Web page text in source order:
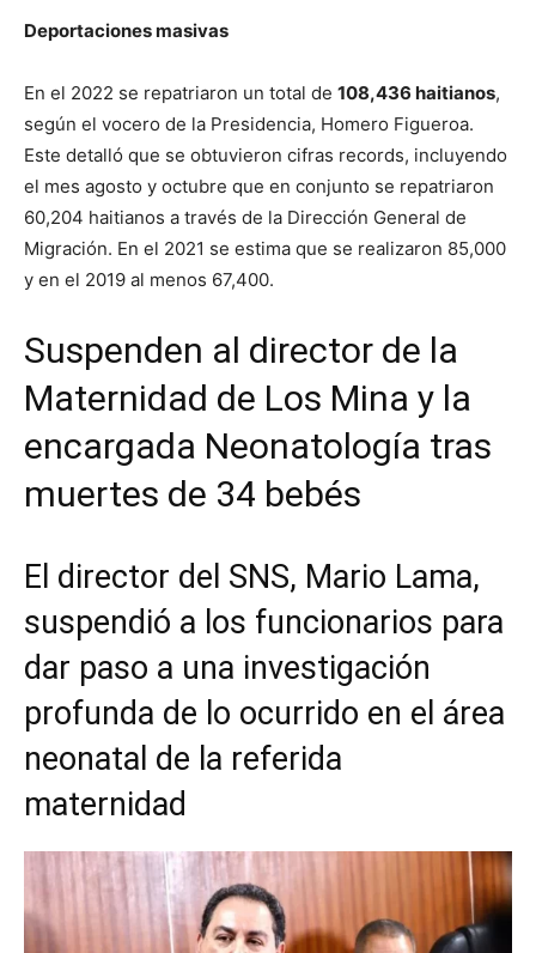
Deportaciones masivas
En el 2022 se repatriaron un total de 108,436 haitianos,
según el vocero de la Presidencia, Homero Figueroa.
Este detalló que se obtuvieron cifras records, incluyendo
el mes agosto y octubre que en conjunto se repatriaron
60,204 haitianos a través de la Dirección General de
Migración. En el 2021 se estima que se realizaron 85,000
y en el 2019 al menos 67,400.
Suspenden al director de la
Maternidad de Los Mina y la
encargada Neonatología tras
muertes de 34 bebés
El director del SNS, Mario Lama,
suspendió a los funcionarios para
dar paso a una investigación
profunda de lo ocurrido en el área
neonatal de la referida
maternidad